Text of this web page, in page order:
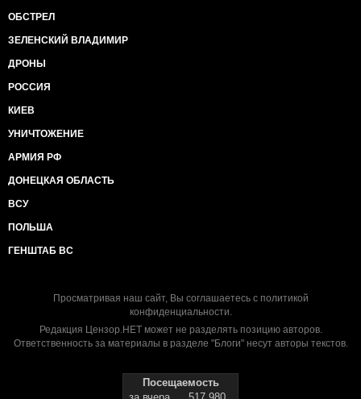
ОБСТРЕЛ
ЗЕЛЕНСКИЙ ВЛАДИМИР
ДРОНЫ
РОССИЯ
КИЕВ
УНИЧТОЖЕНИЕ
АРМИЯ РФ
ДОНЕЦКАЯ ОБЛАСТЬ
ВСУ
ПОЛЬША
ГЕНШТАБ ВС
Просматривая наш сайт, Вы соглашаетесь с политикой
конфиденциальности.
Редакция Цензор.НЕТ может не разделять позицию авторов.
Ответственность за материалы в разделе "Блоги" несут авторы текстов.
Посещаемость